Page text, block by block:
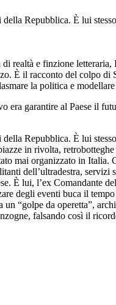
Repubblica. È lui
realtà e finzione
È il racconto del colpo
la politica e
garantire al Paese il
Repubblica. È lui
in rivolta,
mai organizzato in
dell’ultradestra,
È lui, l’ex Comandante
degli eventi buca il
“golpe da operetta”,
falsando così il